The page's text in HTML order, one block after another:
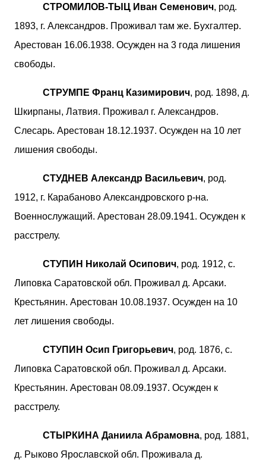
СТРОМИЛОВ-ТЫЦ Иван Семенович, род.
1893, г. Александров. Проживал там же. Бухгалтер.
Арестован 16.06.1938. Осужден на 3 года лишения
свободы.
СТРУМПЕ Франц Казимирович, род. 1898, д.
Шкирпаны, Латвия. Проживал г. Александров.
Слесарь. Арестован 18.12.1937. Осужден на 10 лет
лишения свободы.
СТУДНЕВ Александр Васильевич, род.
1912, г. Карабаново Александровского р-на.
Военнослужащий. Арестован 28.09.1941. Осужден к
расстрелу.
СТУПИН Николай Осипович, род. 1912, с.
Липовка Саратовской обл. Проживал д. Арсаки.
Крестьянин. Арестован 10.08.1937. Осужден на 10
лет лишения свободы.
СТУПИН Осип Григорьевич, род. 1876, с.
Липовка Саратовской обл. Проживал д. Арсаки.
Крестьянин. Арестован 08.09.1937. Осужден к
расстрелу.
СТЫРКИНА Даниила Абрамовна, род. 1881,
д. Рыково Ярославской обл. Проживала д.